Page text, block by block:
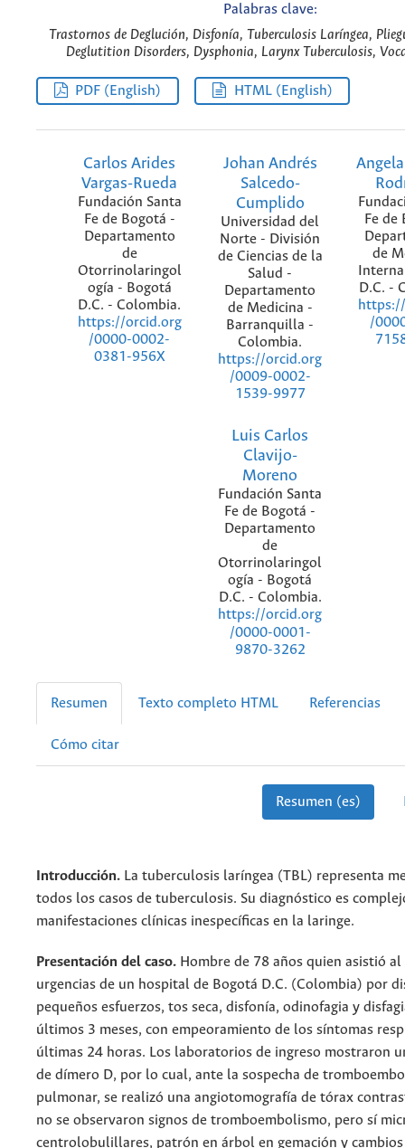
Palabras clave:
Trastornos de Deglución, Disfonía, Tuberculosis Laríngea,
Deglutition Disorders, Dysphonia, Larynx Tuberculosis,
PDF (English) HTML (English)
Carlos Arides
Vargas-Rueda
Fundación Santa
Fe de Bogotá -
Departamento
de
Otorrinolaringol
ogía - Bogotá
D.C. - Colombia.
https://orcid.org
/0000-0002-
0381-956X
Johan Andrés
Salcedo-
Cumplido
Universidad del
Norte - División
de Ciencias de la
Salud -
Departamento
de Medicina -
Barranquilla -
Colombia.
https://orcid.org
/0009-0002-
1539-9977
Fe de
de
D.C. -
/
Luis Carlos
Clavijo-
Moreno
Fundación Santa
Fe de Bogotá -
Departamento
de
Otorrinolaringol
ogía - Bogotá
D.C. - Colombia.
https://orcid.org
/0000-0001-
9870-3262
Resumen Texto completo HTML Referencias
Cómo citar
Resumen (es)
Introducción. La tuberculosis laríngea (TBL) representa
todos los casos de tuberculosis. Su diagnóstico es
manifestaciones clínicas inespecíficas en la laringe.
Presentación del caso. Hombre de 78 años quien asistió
urgencias de un hospital de Bogotá D.C. (Colombia) por
pequeños esfuerzos, tos seca, disfonía, odinofagia y
últimos 3 meses, con empeoramiento de los síntomas
últimas 24 horas. Los laboratorios de ingreso mostraron
de dímero D, por lo cual, ante la sospecha de
pulmonar, se realizó una angiotomografía de tórax
no se observaron signos de tromboembolismo, pero sí
centrolobulillares, patrón en árbol en gemación y